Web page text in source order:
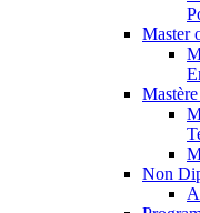
Master
Non